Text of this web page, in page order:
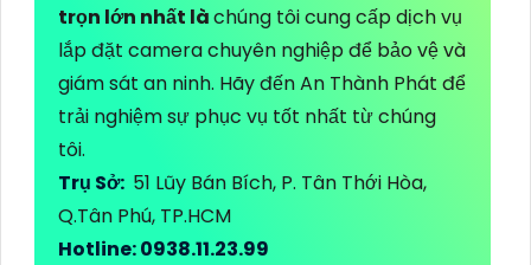
trọn lớn nhất làchúng tôi cung cấp dịch vụ
lắp đặt camera chuyên nghiệp để bảo vệ và
giám sát an ninh. Hãy đến An Thành Phát để
trải nghiệm sự phục vụ tốt nhất từ chúng
tôi.
Trụ Sở: 51 Lũy Bán Bích, P. Tân Thới Hòa,
Q.Tân Phú, TP.HCM
Hotline: 0938.11.23.99